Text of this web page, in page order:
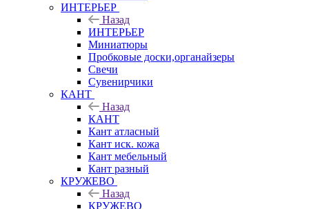
ИНТЕРЬЕР
Назад
ИНТЕРЬЕР
Миниатюры
Пробковые доски,органайзеры
Свечи
Сувенирчики
КАНТ
Назад
КАНТ
Кант атласный
Кант иск. кожа
Кант мебельный
Кант разный
КРУЖЕВО
Назад
КРУЖЕВО